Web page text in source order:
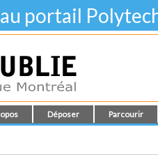
portail
Déposer Parcourir